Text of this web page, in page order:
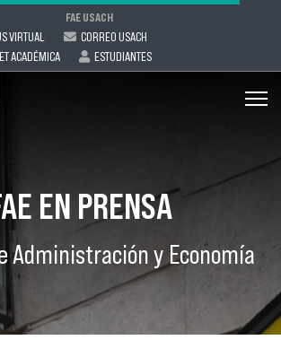
FAE USACH
VIRTUAL
CORREO USACH
ACADÉMICA
ESTUDIANTES
EN PRENSA
Administración y Economía